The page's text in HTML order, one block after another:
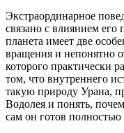
Экстраординарное
связано с влиянием
планета имеет две
вращения и непонятно
которого практически
том, что внутреннего
такую природу Урана,
Водолея и понять,
сам он готов